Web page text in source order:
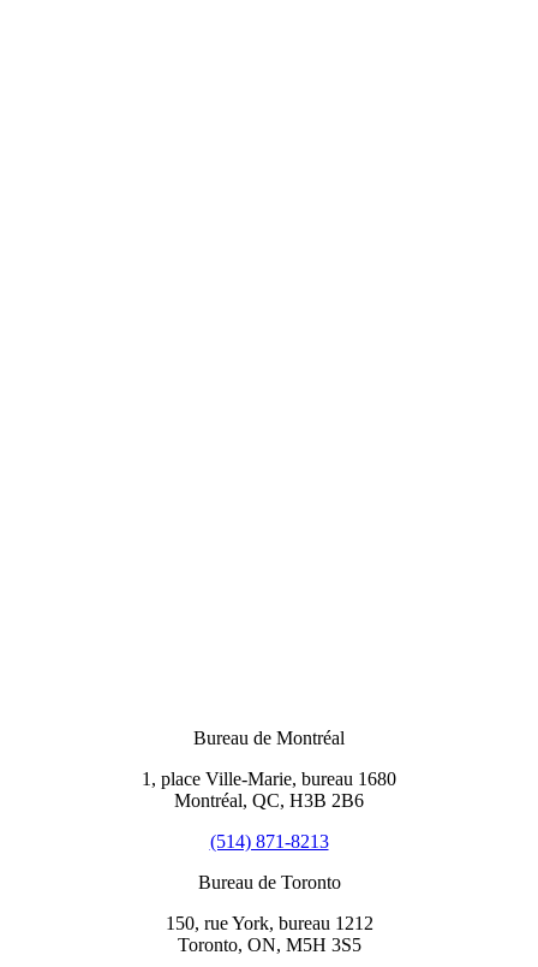
Bureau de Montréal
1, place Ville-Marie, bureau 1680
Montréal, QC, H3B 2B6
(514) 871-8213
Bureau de Toronto
150, rue York, bureau 1212
Toronto, ON, M5H 3S5